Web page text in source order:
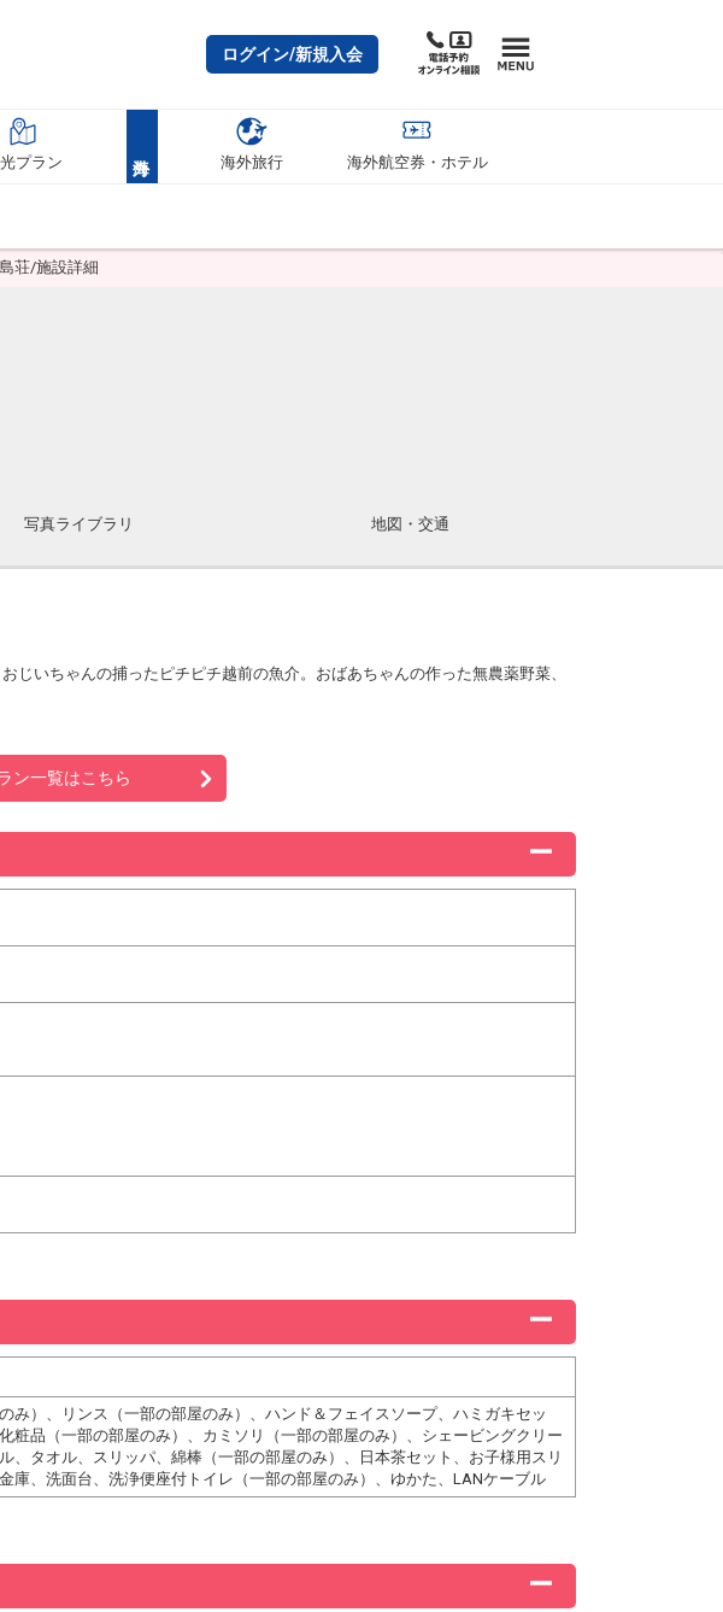
ログイン/新規入会
プラン 海外旅行 海外航空券・ホテル
荘/施設詳細
写真ライブラリ 地図・交通
いちゃんの捕ったピチピチ越前の魚介。おばあちゃんの作った無農薬野菜、
ン一覧はこちら
）、リンス（一部の部屋のみ）、ハンド＆フェイスソープ、ハミガキセッ
粧品（一部の部屋のみ）、カミソリ（一部の部屋のみ）、シェービングクリー
タオル、スリッパ、綿棒（一部の部屋のみ）、日本茶セット、お子様用スリ
庫、洗面台、洗浄便座付トイレ（一部の部屋のみ）、ゆかた、LANケーブル